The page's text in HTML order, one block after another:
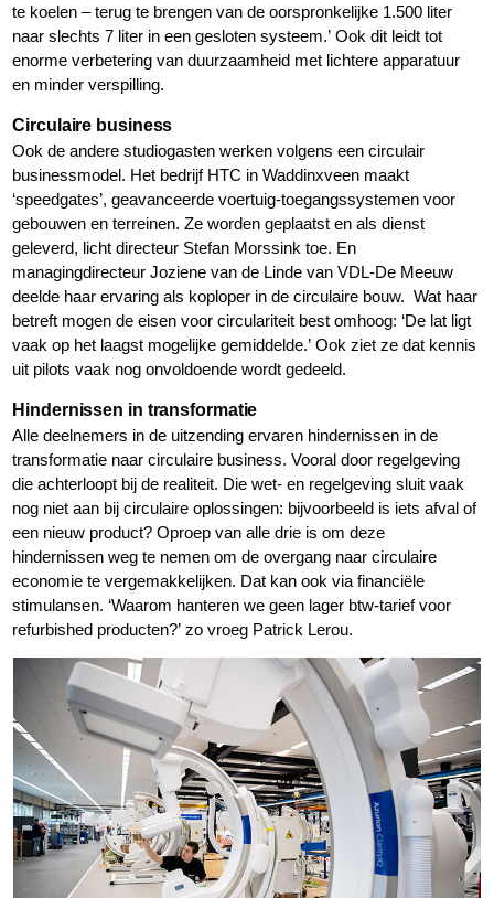
te koelen – terug te brengen van de oorspronkelijke 1.500 liter
naar slechts 7 liter in een gesloten systeem.’ Ook dit leidt tot
enorme verbetering van duurzaamheid met lichtere apparatuur
en minder verspilling.
Circulaire business
Ook de andere studiogasten werken volgens een circulair
businessmodel. Het bedrijf HTC in Waddinxveen maakt
‘speedgates’, geavanceerde voertuig-toegangssystemen voor
gebouwen en terreinen. Ze worden geplaatst en als dienst
geleverd, licht directeur Stefan Morssink toe. En
managingdirecteur Joziene van de Linde van VDL-De Meeuw
deelde haar ervaring als koploper in de circulaire bouw. Wat haar
betreft mogen de eisen voor circulariteit best omhoog: ‘De lat ligt
vaak op het laagst mogelijke gemiddelde.’ Ook ziet ze dat kennis
uit pilots vaak nog onvoldoende wordt gedeeld.
Hindernissen in transformatie
Alle deelnemers in de uitzending ervaren hindernissen in de
transformatie naar circulaire business. Vooral door regelgeving
die achterloopt bij de realiteit. Die wet- en regelgeving sluit vaak
nog niet aan bij circulaire oplossingen: bijvoorbeeld is iets afval of
een nieuw product? Oproep van alle drie is om deze
hindernissen weg te nemen om de overgang naar circulaire
economie te vergemakkelijken. Dat kan ook via financiële
stimulansen. ‘Waarom hanteren we geen lager btw-tarief voor
refurbished producten?’ zo vroeg Patrick Lerou.